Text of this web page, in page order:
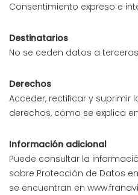
Consentimiento expreso e
Destinatarios
No se ceden datos a
Derechos
Acceder, rectificar y
derechos, como se explica
Información adicional
Puede consultar la
sobre Protección de Datos
se encuentran en